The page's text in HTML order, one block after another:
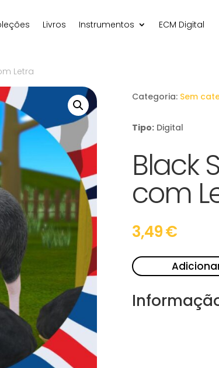
Livros Instrumentos ECM Digital
Letra
Categoria: Sem
Tipo: Digital
Black
com
3,49€